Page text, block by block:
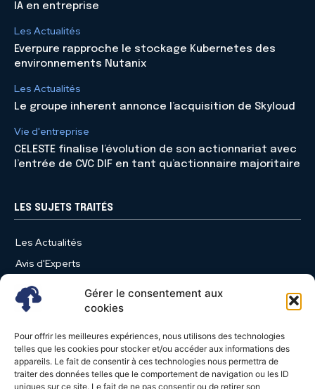
Gérer le consentement aux
cookies
Pour offrir les meilleures expériences, nous utilisons des technologies
telles que les cookies pour stocker et/ou accéder aux informations des
appareils. Le fait de consentir à ces technologies nous permettra de
traiter des données telles que le comportement de navigation ou les ID
uniques sur ce site. Le fait de ne pas consentir ou de retirer son
IA en entreprise
Les Actualités
Everpure rapproche le stockage Kubernetes des
environnements Nutanix
Les Actualités
Le groupe inherent annonce l’acquisition de Skyloud
Vie d'entreprise
CELESTE finalise l’évolution de son actionnariat avec
l’entrée de CVC DIF en tant qu’actionnaire majoritaire
LES SUJETS TRAITÉS
Les Actualités
Avis d'Experts
Produits et Services
Vie d'entreprise
Nominations
Études